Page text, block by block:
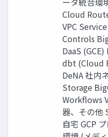
Cloud
VPC
Controls
DaaS
dbt (Cloud
DeNA 社内
Storage
Workﬂows
器、その他
自宅 GCP